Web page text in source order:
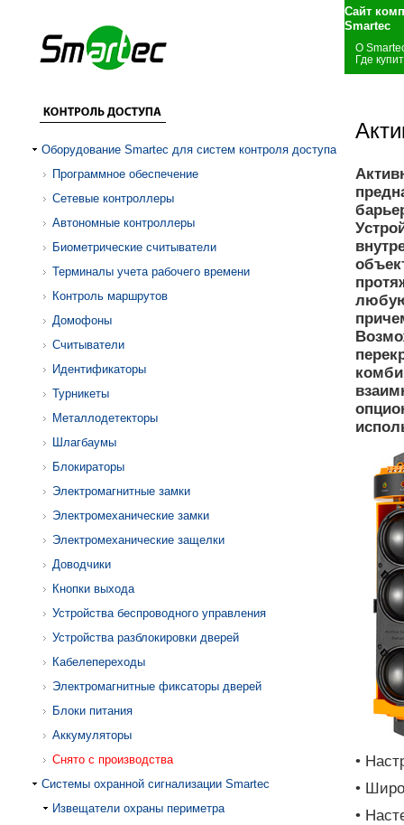
Сайт
Smartec
О
Где
Оборудование Smartec для систем контроля доступа
Программное обеспечение
Сетевые контроллеры
Автономные контроллеры
Биометрические считыватели
Терминалы учета рабочего времени
Контроль маршрутов
Домофоны
Считыватели
Идентификаторы
Турникеты
Металлодетекторы
Шлагбаумы
Блокираторы
Электромагнитные замки
Электромеханические замки
Электромеханические защелки
Доводчики
Кнопки выхода
Устройства беспроводного управления
Устройства разблокировки дверей
Кабелепереходы
Электромагнитные фиксаторы дверей
Блоки питания
Аккумуляторы
Снято с производства
Системы охранной сигнализации Smartec
Извещатели охраны периметра
•
•
•